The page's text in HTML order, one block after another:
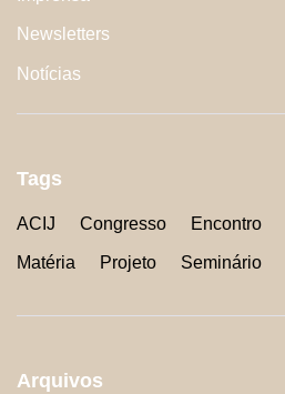
Newsletters
Notícias
Tags
ACIJ Congresso Encontro
Matéria Projeto Seminário
Arquivos